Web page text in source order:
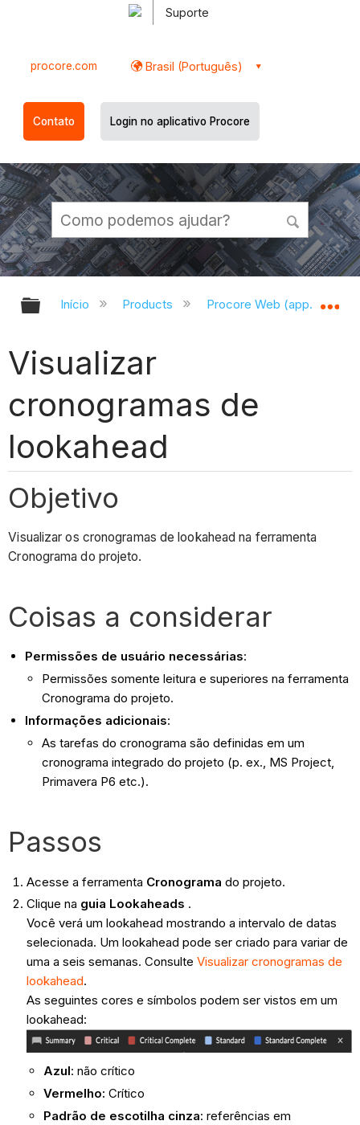
Suporte
procore.com Brasil (Português)
Contato Login no aplicativo Procore
Expandir/recolher hierarquia
Início Products Procore Web
Visualizar
cronogramas de
lookahead
Objetivo
Visualizar os cronogramas de lookahead na ferramenta
Cronograma do projeto.
Coisas a considerar
Permissões de usuário necessárias:
Permissões somente leitura e superiores na ferramenta
Cronograma do projeto.
Informações adicionais:
As tarefas do cronograma são definidas em um
cronograma integrado do projeto (p. ex., MS Project,
Primavera P6 etc.).
Passos
Acesse a ferramenta Cronograma do projeto.
Clique na guia Lookaheads .
Você verá um lookahead mostrando a intervalo de datas
selecionada. Um lookahead pode ser criado para variar de
uma a seis semanas. Consulte Visualizar cronogramas de
lookahead.
As seguintes cores e símbolos podem ser vistos em um
lookahead:
Azul: não crítico
Vermelho: Crítico
Padrão de escotilha cinza: referências em